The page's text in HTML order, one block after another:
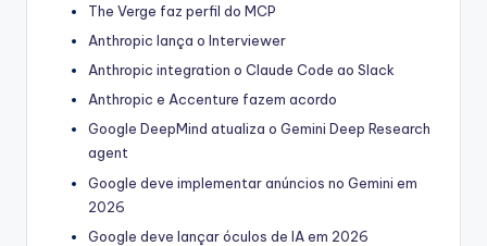
The Verge faz perfil do MCP
Anthropic lança o Interviewer
Anthropic integration o Claude Code ao Slack
Anthropic e Accenture fazem acordo
Google DeepMind atualiza o Gemini Deep Research
agent
Google deve implementar anúncios no Gemini em
2026
Google deve lançar óculos de IA em 2026